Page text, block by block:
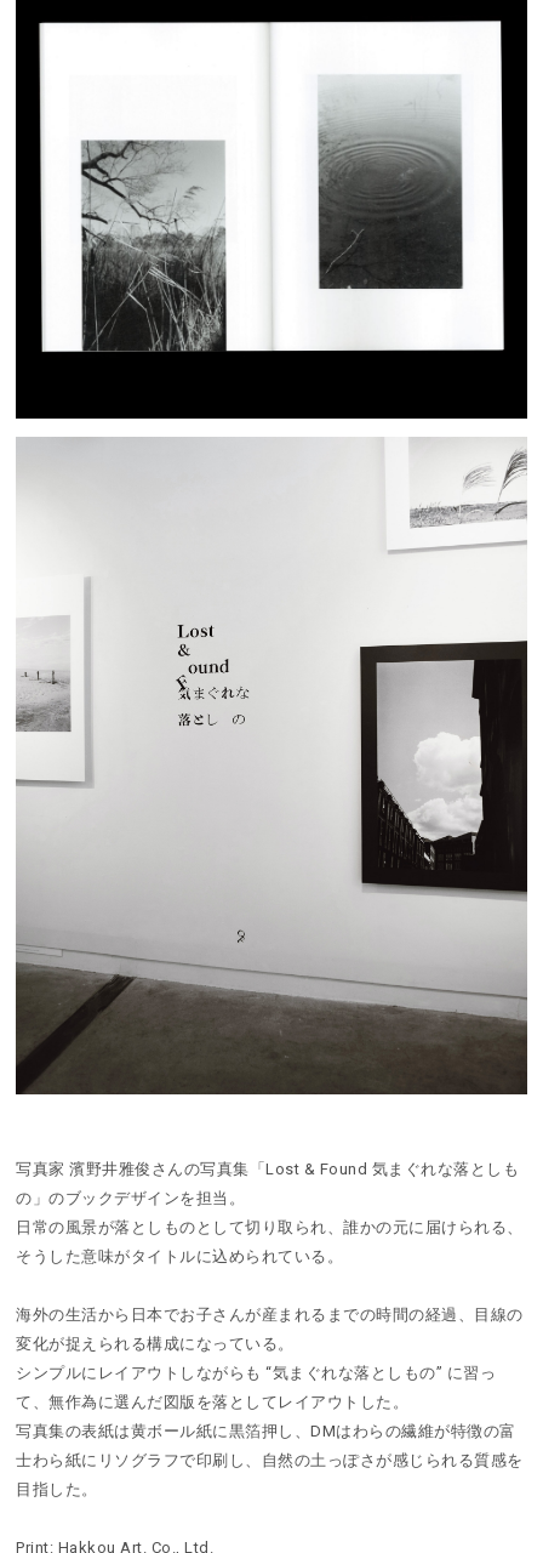
写真家 濱野井雅俊さんの写真集「Lost & Found 気まぐれな落としも
の」のブックデザインを担当。
日常の風景が落としものとして切り取られ、誰かの元に届けられる、
そうした意味がタイトルに込められている。
海外の生活から日本でお子さんが産まれるまでの時間の経過、目線の
変化が捉えられる構成になっている。
シンプルにレイアウトしながらも “気まぐれな落としもの” に習っ
て、無作為に選んだ図版を落としてレイアウトした。
写真集の表紙は黄ボール紙に黒箔押し、DMはわらの繊維が特徴の富
士わら紙にリソグラフで印刷し、自然の土っぽさが感じられる質感を
目指した。
Print: Hakkou Art. Co., Ltd.